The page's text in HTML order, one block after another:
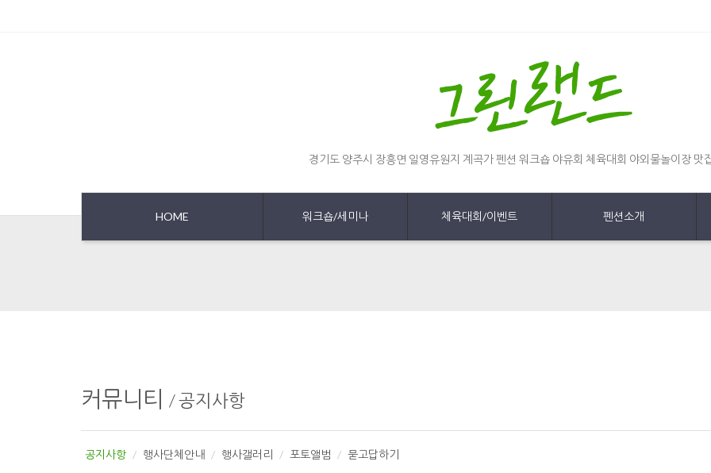
경기도 양주시 장흥면 일영유원지 계곡가 펜션 워크숍 야유회 체육대회 야외물놀이장 맛
HOME 워크숍/세미나 체육대회/이벤트 펜션소개
커뮤니티 /공지사항
공지사항 행사단체안내 행사갤러리 포토앨범 묻고답하기